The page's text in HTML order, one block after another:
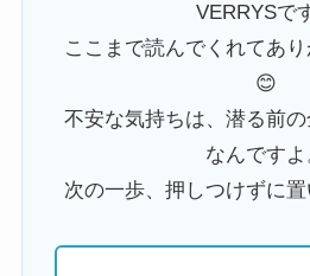
VERRYSで
ここまで読んでくれてあ
😊
不安な気持ちは、潜る前
なんですよ
次の一歩、押しつけずに